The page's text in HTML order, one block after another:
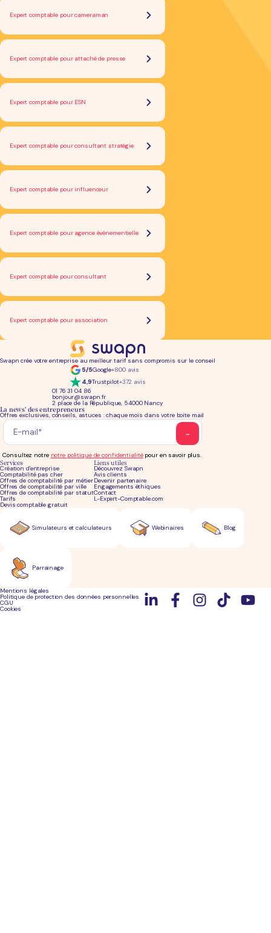
Expert comptable pour cameraman
Expert comptable pour attaché de presse
Expert comptable pour ESN
Expert comptable pour consultant stratégie
Expert comptable pour influenceur
Expert comptable pour agence événementielle
Expert comptable pour consultant
Expert comptable pour association
Swapn crée votre entreprise au meilleur tarif sans compromis sur le conseil
5/5Google+800 avis
4,9Trustpilot+372 avis
01 76 31 04 86
bonjour@swapn.fr
2 place de la République, 54000 Nancy
Services
Création d'entreprise
Comptabilité pas cher
Offres de comptabilité par métier
Offres de comptabilité par ville
Offres de comptabilité par statut
Tarifs
Devis comptable gratuit
Liens utiles
Découvrez Swapn
Avis clients
Devenir partenaire
Engagements éthiques
Contact
L-Expert-Comptable.com
La news' des entrepreneurs
Offres exclusives, conseils, astuces : chaque mois dans votre boite mail
Consultez notre notre politique de confidentialitépour en savoir plus.
Simulateurs et calculateurs Blog
Parrainage
Webinaires
Mentions légales
Politique de protection des données personnelles
CGU
Cookies